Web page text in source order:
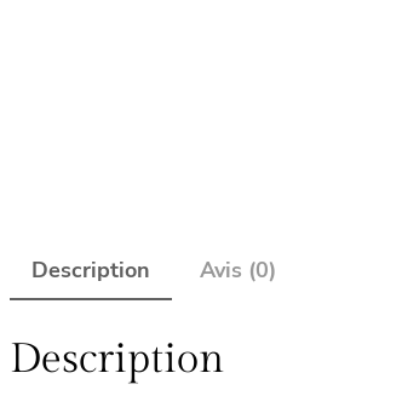
Description
Avis (0)
Description